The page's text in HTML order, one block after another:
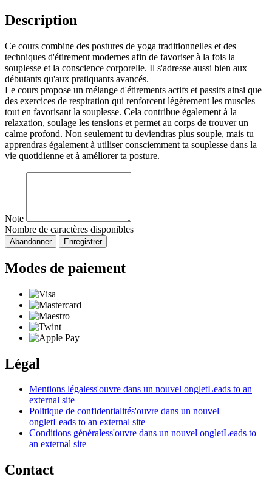
Description
Ce cours combine des postures de yoga traditionnelles et des
techniques d'étirement modernes afin de favoriser à la fois la
souplesse et la conscience corporelle. Il s'adresse aussi bien aux
débutants qu'aux pratiquants avancés.
Le cours propose un mélange d'étirements actifs et passifs ainsi que
des exercices de respiration qui renforcent légèrement les muscles
tout en favorisant la souplesse. Cela contribue également à la
relaxation, soulage les tensions et permet au corps de trouver un
calme profond. Non seulement tu deviendras plus souple, mais tu
apprendras également à utiliser consciemment ta souplesse dans la
vie quotidienne et à améliorer ta posture.
Note
Nombre de caractères disponibles
Abandonner Enregistrer
Modes de paiement
Légal
Mentions légaless'ouvre dans un nouvel ongletLeads to an
external site
Politique de confidentialités'ouvre dans un nouvel
ongletLeads to an external site
Conditions généraless'ouvre dans un nouvel ongletLeads to
an external site
Contact